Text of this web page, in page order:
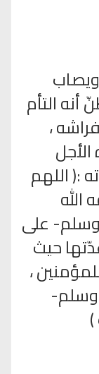
التأم
،
:( اللهم
الله
وسلم- على
حيث
،
وسلم-